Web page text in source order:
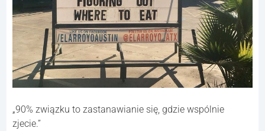
„90% związku to zastanawianie się, gdzie wspólnie
zjecie.”